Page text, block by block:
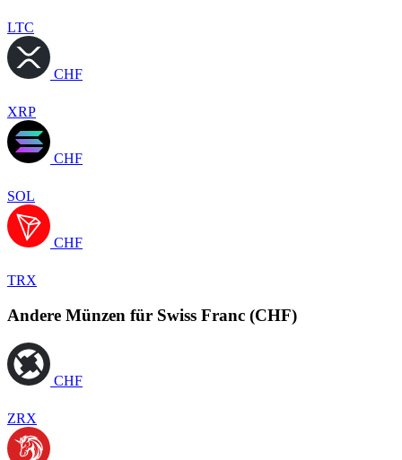
LTC
CHF
XRP
CHF
SOL
CHF
TRX
Andere Münzen für Swiss Franc (CHF)
CHF
ZRX